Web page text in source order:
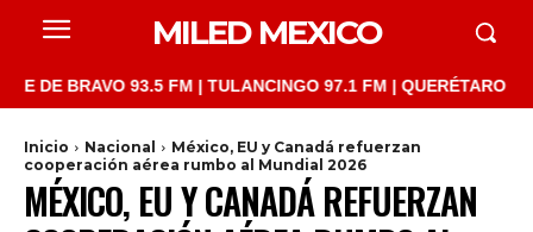
MILED MEXICO
93.5 FM | TULANCINGO 97.1 FM | QUERÉTARO 103.1
Inicio Nacional
México, EU y Canadá refuerzan
cooperación aérea rumbo al Mundial 2026
MÉXICO, EU Y CANADÁ REFUERZAN